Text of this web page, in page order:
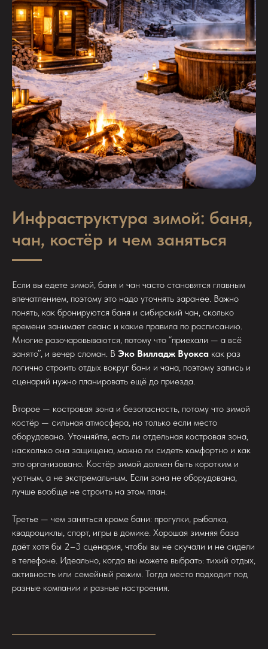
Инфраструктура зимой: баня,
чан, костёр и чем заняться
Если вы едете зимой, баня и чан часто становятся главным
впечатлением, поэтому это надо уточнять заранее. Важно
понять, как бронируются баня и сибирский чан, сколько
времени занимает сеанс и какие правила по расписанию.
Многие разочаровываются, потому что “приехали — а всё
занято”, и вечер сломан. В Эко Вилладж Вуокса как раз
логично строить отдых вокруг бани и чана, поэтому запись и
сценарий нужно планировать ещё до приезда.
Второе — костровая зона и безопасность, потому что зимой
костёр — сильная атмосфера, но только если место
оборудовано. Уточняйте, есть ли отдельная костровая зона,
насколько она защищена, можно ли сидеть комфортно и как
это организовано. Костёр зимой должен быть коротким и
уютным, а не экстремальным. Если зона не оборудована,
лучше вообще не строить на этом план.
Третье — чем заняться кроме бани: прогулки, рыбалка,
квадроциклы, спорт, игры в домике. Хорошая зимняя база
даёт хотя бы 2–3 сценария, чтобы вы не скучали и не сидели
в телефоне. Идеально, когда вы можете выбрать: тихий отдых,
активность или семейный режим. Тогда место подходит под
разные компании и разные настроения.